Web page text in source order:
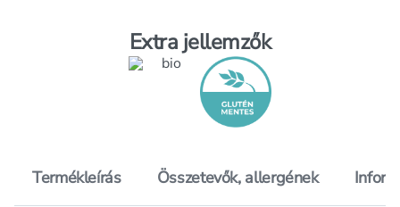
Extra jellemzők
Termékleírás Összetevők, allergének